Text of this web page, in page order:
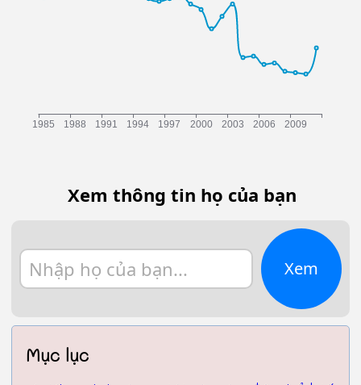
Xem thông tin họ của bạn
Xem
Mục lục